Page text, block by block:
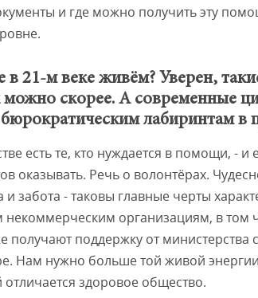
и где можно получить эту
в 21-м веке живём? Уверен,
можно скорее. А современные
лабиринтам в
есть те, кто нуждается в помощи, - и
оказывать. Речь о волонтёрах.
и забота - таковы главные черты
некоммерческим организациям, в том
получают поддержку от
Нам нужно больше той живой
здоровое общество.